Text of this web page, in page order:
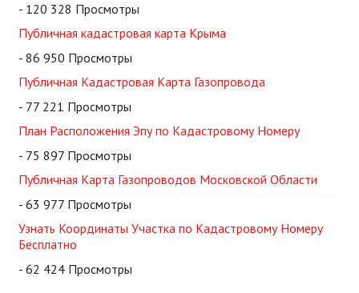
- 120 328 Просмотры
Публичная кадастровая карта Крыма
- 86 950 Просмотры
Публичная Кадастровая Карта Газопровода
- 77 221 Просмотры
План Расположения Эпу по Кадастровому Номеру
- 75 897 Просмотры
Публичная Карта Газопроводов Московской Области
- 63 977 Просмотры
Узнать Координаты Участка по Кадастровому Номеру
Бесплатно
- 62 424 Просмотры